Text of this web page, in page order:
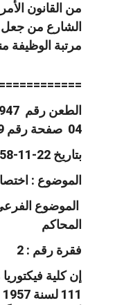
من القانون
الشارع من جعل
مرتبة الوظيفة
04 صفحة رقم 209
بتاريخ 22-11-1958
الموضوع :
الموضوع
المحاكم
فقرة رقم : 2
إن كلية